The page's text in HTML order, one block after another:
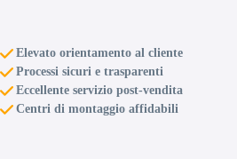
Elevato orientamento al cliente
Processi sicuri e trasparenti
Eccellente servizio post-vendita
Centri di montaggio affidabili